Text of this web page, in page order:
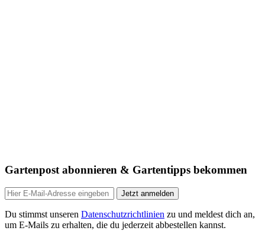
Gartenpost abonnieren & Gartentipps bekommen
Jetzt anmelden
Du stimmst unseren Datenschutzrichtlinien zu und meldest dich an,
um E-Mails zu erhalten, die du jederzeit abbestellen kannst.